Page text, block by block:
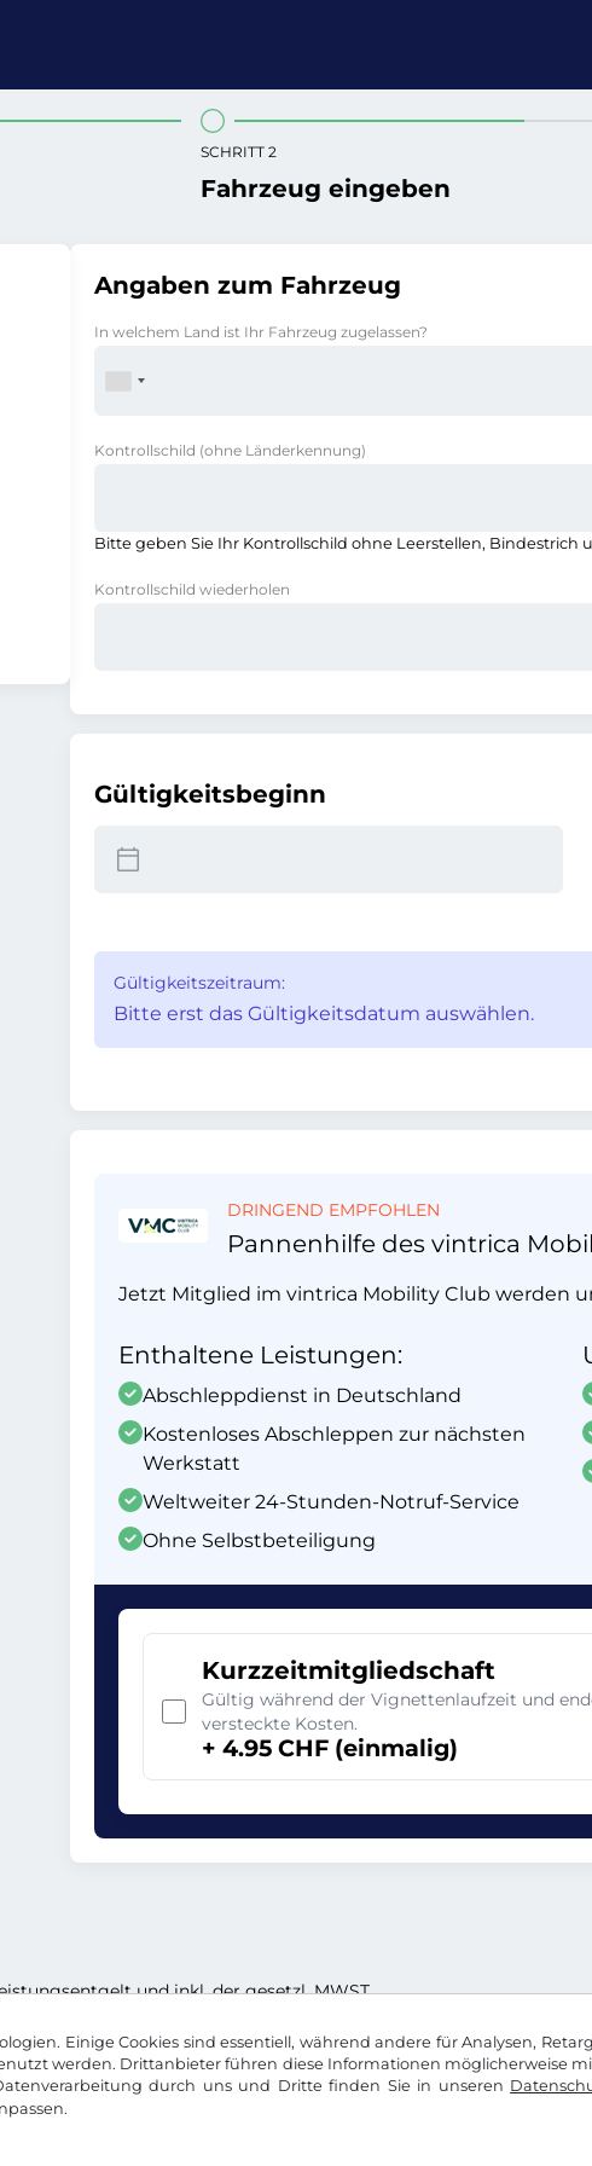
Einige Cookies sind essentiell, während andere für Analysen,
werden. Drittanbieter führen diese Informationen möglicherweise
durch uns und Dritte finden Sie in unseren
SCHRITT 2
Fahrzeug eingeben
Angaben zum Fahrzeug
In welchem Land ist Ihr Fahrzeug zugelassen?
Kontrollschild (ohne Länderkennung)
Bitte geben Sie Ihr Kontrollschild ohne Leerstellen, Bindestrich
Kontrollschild wiederholen
Gültigkeitsbeginn
Gültigkeitszeitraum:
Bitte erst das Gültigkeitsdatum auswählen.
DRINGEND EMPFOHLEN
Pannenhilfe des vintrica
Jetzt Mitglied im vintrica Mobility Club werden
Enthaltene Leistungen:
Abschleppdienst in Deutschland
Kostenloses Abschleppen zur nächsten
Werkstatt
Weltweiter 24-Stunden-Notruf-Service
Ohne Selbstbeteiligung
Kurzzeitmitgliedschaft
Gültig während der Vignettenlaufzeit und
versteckte Kosten.
+ 4.95 CHF (einmalig)
und inkl. der gesetzl. MWST